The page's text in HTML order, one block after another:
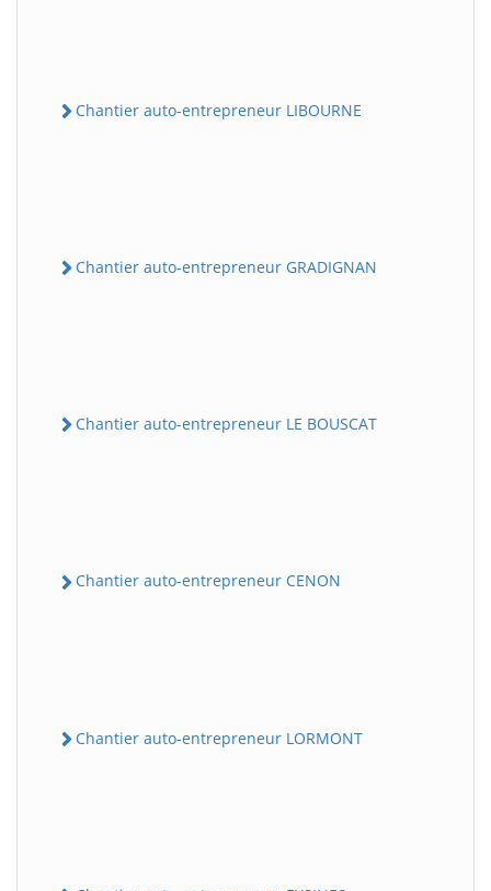
Chantier auto-entrepreneur LIBOURNE
Chantier auto-entrepreneur GRADIGNAN
Chantier auto-entrepreneur LE BOUSCAT
Chantier auto-entrepreneur CENON
Chantier auto-entrepreneur LORMONT